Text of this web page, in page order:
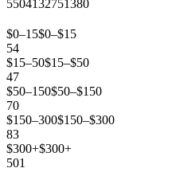
5504132751380
$0–15$0–$15
54
$15–50$15–$50
47
$50–150$50–$150
70
$150–300$150–$300
83
$300+$300+
501